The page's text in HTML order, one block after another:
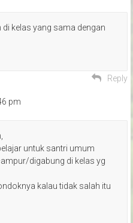
kelas yang sama dengan
Reply
pm
untuk santri umum
digabung di kelas yg
kalau tidak salah itu